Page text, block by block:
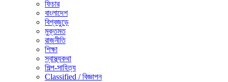
ফিচার
বাংলাদেশ
বিশ্বজুড়ে
মুক্তমত
রাজনীতি
শিক্ষা
স্বাস্থ্যকথা
শিল্প-সাহিত্য
Classified / বিজ্ঞাপন